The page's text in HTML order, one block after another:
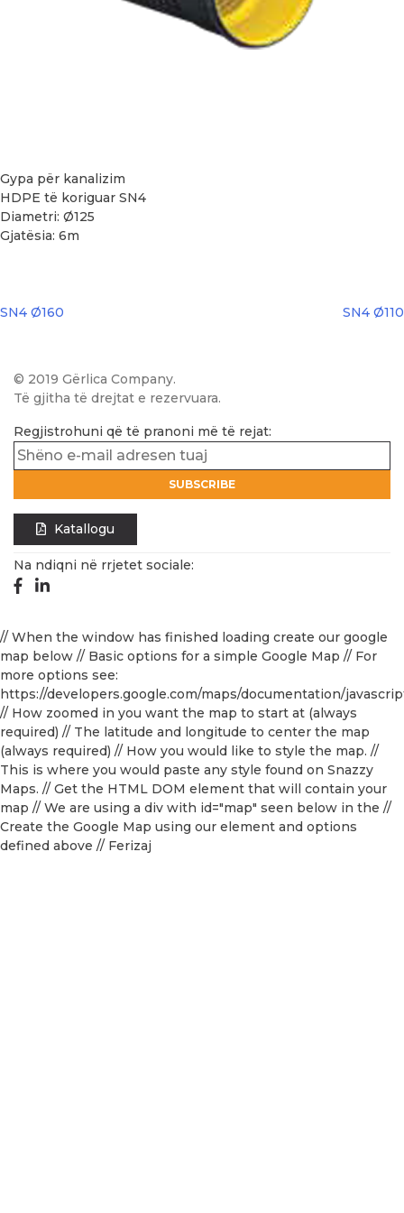
Gypa për kanalizim
HDPE të koriguar SN4
Diametri: Ø125
Gjatësia: 6m
Post
SN4 Ø160 SN4 Ø110
© 2019 Gërlica Company.
Të gjitha të drejtat e rezervuara.
Regjistrohuni që të pranoni më të rejat:
Katallogu
Na ndiqni në rrjetet sociale:
// When the window has finished loading create our google
map below // Basic options for a simple Google Map // For
more options see:
https://developers.google.com/maps/documentation/
// How zoomed in you want the map to start at (always
required) // The latitude and longitude to center the map
(always required) // How you would like to style the map. //
This is where you would paste any style found on Snazzy
Maps. // Get the HTML DOM element that will contain your
map // We are using a div with id="map" seen below in the //
Create the Google Map using our element and options
defined above // Ferizaj